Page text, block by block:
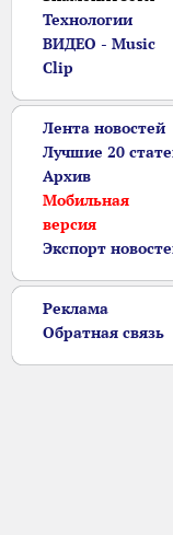
Технологии
ВИДЕО - Music
Clip
Лента новостей
Лучшие 20
Архив
Мобильная
версия
Экспорт
Реклама
Обратная связь